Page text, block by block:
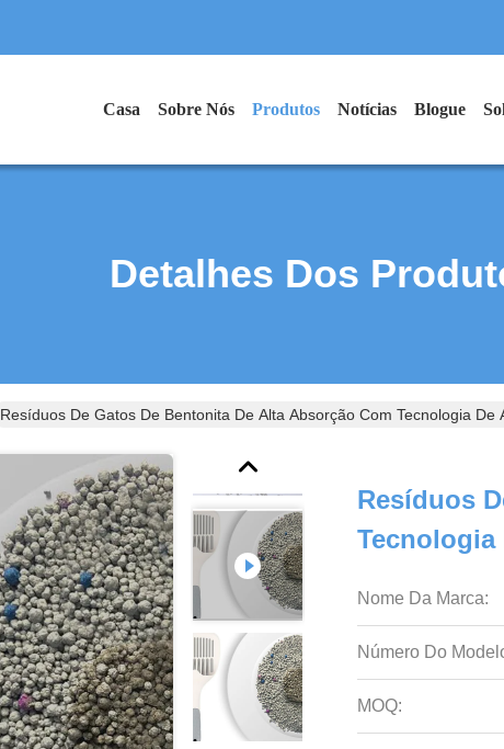
Casa Sobre Nós Produtos Notícias Blogue
Detalhes Dos
Resíduos De Gatos De Bentonita De Alta Absorção Com Tecnologia
Resíduos
Tecnologia
Nome Da Marca:
Número Do
MOQ: